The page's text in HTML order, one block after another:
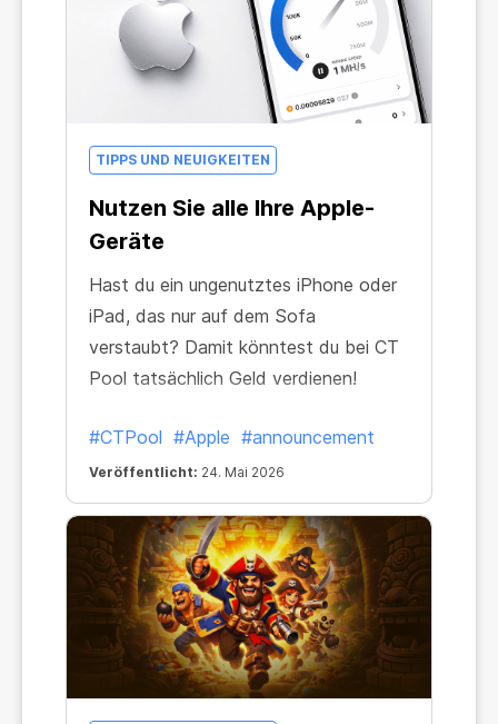
TIPPS UND NEUIGKEITEN
Nutzen Sie alle Ihre Apple-
Geräte
Hast du ein ungenutztes iPhone oder
iPad, das nur auf dem Sofa
verstaubt? Damit könntest du bei CT
Pool tatsächlich Geld verdienen!
#CTPool #Apple #announcement
Veröffentlicht: 24. Mai 2026